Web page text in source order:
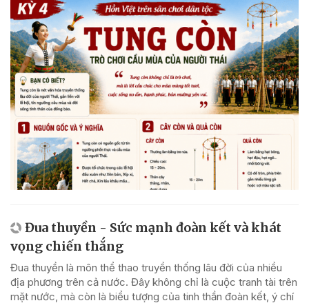
Đua thuyền - Sức mạnh đoàn kết và khát
vọng chiến thắng
Đua thuyền là môn thể thao truyền thống lâu đời của nhiều
địa phương trên cả nước. Đây không chỉ là cuộc tranh tài trên
mặt nước, mà còn là biểu tượng của tinh thần đoàn kết, ý chí